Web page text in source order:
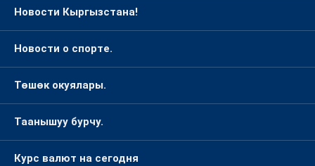
Новости Кыргызстана!
Новости о спорте.
Төшөк окуялары.
Таанышуу бурчу.
Курс валют на сегодня